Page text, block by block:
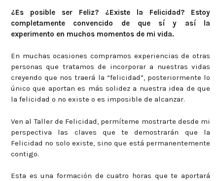
¿Es posible ser Feliz? ¿Existe la Felicidad? Estoy
completamente convencido de que sí
y así la
experimento en muchos momentos de mi vida.
En muchas ocasiones compramos experiencias de otras
personas que tratamos de incorporar a nuestras vidas
creyendo que nos traerá la “felicidad”, posteriormente lo
único que aportan es más solidez a nuestra idea de que
la felicidad o no existe o es imposible de alcanzar.
Ven al Taller de Felicidad, permíteme mostrarte desde mi
perspectiva las claves que te demostrarán que la
Felicidad no solo existe, sino que está permanentemente
contigo.
Esta es una formación de cuatro horas que te aportará